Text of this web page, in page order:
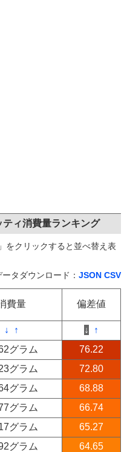
ィ消費量ランキング
をクリックすると並べ替え表
ータダウンロード： JSON CSV
費量 偏差値
↓ ↑ ↓
↑
グラム
76.22
グラム
72.80
グラム
68.88
グラム
66.74
グラム
65.27
グラム
64.65